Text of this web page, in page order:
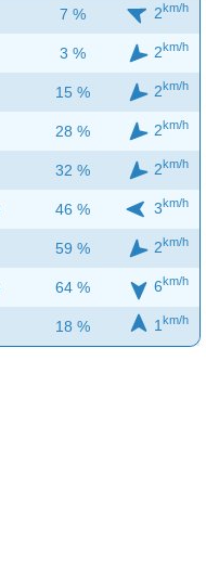
7 % 2km/h
3 % 2km/h
15 % 2km/h
28 % 2km/h
32 % 2km/h
46 % 3km/h
59 % 2km/h
64 % 6km/h
18 % 1 km/h